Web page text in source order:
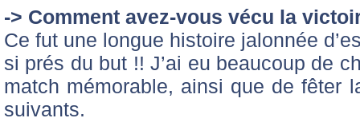
-> Comment avez-vous vécu la
Ce fut une longue histoire jalonnée
si prés du but !! J’ai eu beaucoup de
match mémorable, ainsi que de fêter
suivants.